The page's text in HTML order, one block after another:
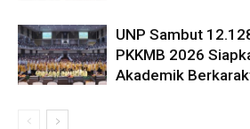
UNP Sambut
PKKMB 2026
Akademik